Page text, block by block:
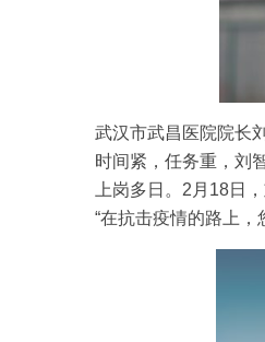
武汉市武昌医院院长
时间紧，任务重，刘
上岗多日。2月18日
“在抗击疫情的路上，